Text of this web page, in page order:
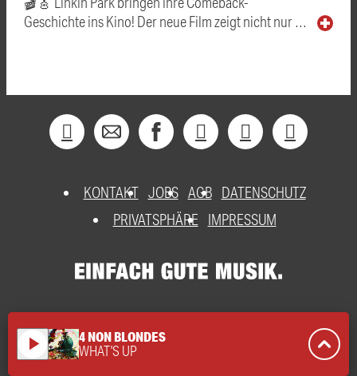
Geschichte ins Kino! Der neue Film zeigt nicht nur …
KONTAKT JOBS AGB DATENSCHUTZ
PRIVATSPHÄRE
IMPRESSUM
play_arrow 4 NON BLONDES
WHAT'S UP